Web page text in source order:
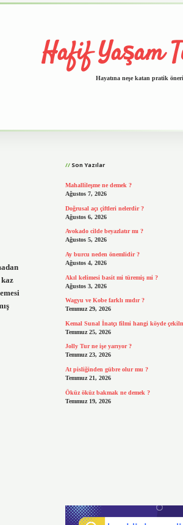
Hafif Yaşam
Hayatına neşe katan pratik
kaz
Son Yazılar
Mahallileşme ne demek ?
Ağustos 7, 2026
Doğrusal açı çiftleri nelerdir ?
Ağustos 6, 2026
Avokado cilde beyazlatır mı ?
Ağustos 5, 2026
Ay burcu neden önemlidir ?
Ağustos 4, 2026
Akıl kelimesi basit mi türemiş mi ?
Ağustos 3, 2026
Wagyu ve Kobe farklı mıdır ?
Temmuz 29, 2026
Kemal Sunal İnatçı filmi hangi köyde
Temmuz 25, 2026
Jolly Tur ne işe yarıyor ?
Temmuz 23, 2026
At pisliğinden gübre olur mu ?
Temmuz 21, 2026
Öküz öküz bakmak ne demek ?
Temmuz 19, 2026